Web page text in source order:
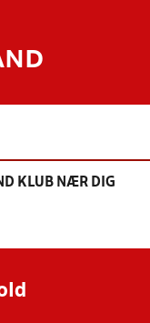
KLUB NÆR DIG